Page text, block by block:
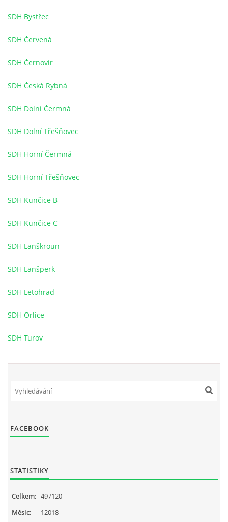
VIDEA YOUTUBE
FOTOGALERIE
PRO ČLENY
AREÁL POD POLDREM
SDH Bystřec
SDH Červená
SDH Černovír
SDH Česká Rybná
SDH Dolní Čermná
SDH Dolní Třešňovec
SDH Horní Čermná
SDH Horní Třešňovec
SDH Kunčice B
SDH Kunčice C
SDH Lanškroun
SDH Lanšperk
SDH Letohrad
SDH Orlice
SDH Turov
FACEBOOK
STATISTIKY
Celkem: 497120
Měsíc:
12018